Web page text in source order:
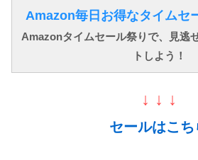
Amazon毎日お得なタイムセ
Amazonタイムセール祭りで、見逃
トしよう！
↓ ↓ ↓
セールはこち